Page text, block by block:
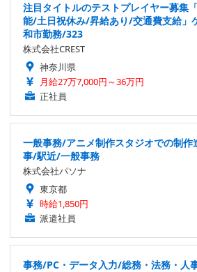
注目タイトルのテストプレイヤー募集
能/土日祝休み/昇給あり/交通費支給」
和市勤務/323
株式会社CREST
神奈川県
月給27万7,000円～36万円
正社員
一般事務/アニメ制作スタジオでの制作
事/駅近/一般事務
株式会社パソナ
東京都
時給1,850円
派遣社員
事務/PC・データ入力/総務・法務・人